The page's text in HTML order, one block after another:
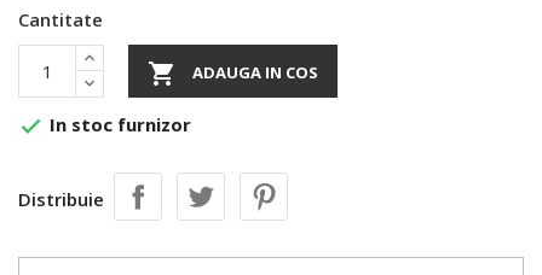
Cantitate
 ADAUGA IN COS
 In stoc furnizor
Distribuie